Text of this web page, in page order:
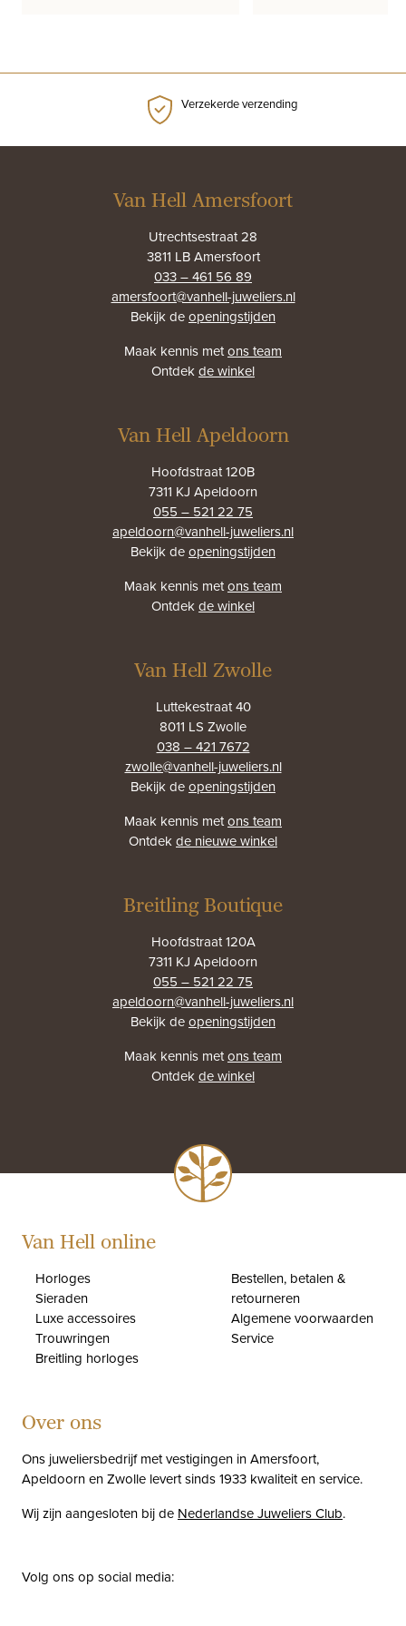
Verzekerde verzending
Van Hell Amersfoort
Utrechtsestraat 28
3811 LB Amersfoort
033 – 461 56 89
amersfoort@vanhell-juweliers.nl
Bekijk deopeningstijden
Maak kennis metons team
Ontdekde winkel
Van Hell Apeldoorn
Hoofdstraat 120B
7311 KJ Apeldoorn
055 – 521 22 75
apeldoorn@vanhell-juweliers.nl
Bekijk deopeningstijden
Maak kennis metons team
Ontdekde winkel
Van Hell Zwolle
Luttekestraat 40
8011 LS Zwolle
038 – 421 7672
zwolle@vanhell-juweliers.nl
Bekijk deopeningstijden
Maak kennis metons team
Ontdekde nieuwe winkel
Breitling Boutique
Hoofdstraat 120A
7311 KJ Apeldoorn
055 – 521 22 75
apeldoorn@vanhell-juweliers.nl
Bekijk deopeningstijden
Maak kennis metons team
Ontdekde winkel
Van Hell online
Horloges
Sieraden
Luxe accessoires
Trouwringen
Breitling horloges
Bestellen, betalen &
retourneren
Algemene voorwaarden
Service
Over ons
Ons juweliersbedrijf met vestigingen in Amersfoort,
Apeldoorn en Zwolle levert sinds 1933 kwaliteit en service.
Wij zijn aangesloten bij de Nederlandse Juweliers Club.
Volg ons op social media: